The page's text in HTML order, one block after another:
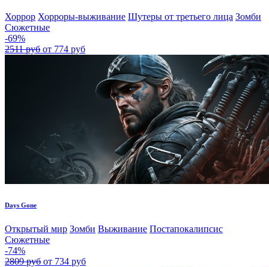
Хоррор Хорроры-выживание Шутеры от третьего лица Зомби
Сюжетные
-69%
2511 руб от 774 руб
Days Gone
Открытый мир Зомби Выживание Постапокалипсис
Сюжетные
-74%
2809 руб от 734 руб